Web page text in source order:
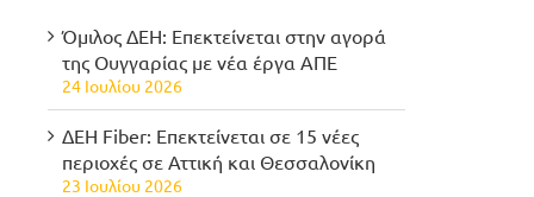
Όμιλος ΔΕΗ: Επεκτείνεται στην αγορά
της Ουγγαρίας με νέα έργα ΑΠΕ
24 Ιουλίου 2026
ΔΕΗ Fiber: Επεκτείνεται σε 15 νέες
περιοχές σε Αττική και Θεσσαλονίκη
23 Ιουλίου 2026